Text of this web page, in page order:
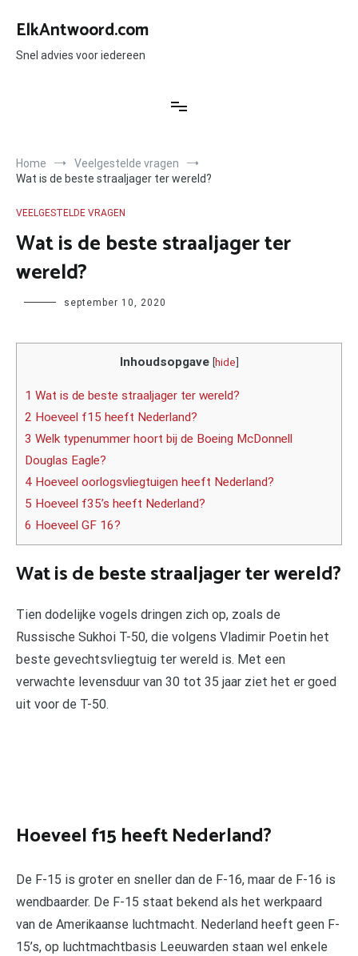
naar
inhoud
ElkAntwoord.com
Snel advies voor iedereen
Home
Veelgestelde vragen
Wat is de beste straaljager ter wereld?
VEELGESTELDE VRAGEN
Wat is de beste straaljager ter
wereld?
Author september 10, 2020
Inhoudsopgave [hide]
1 Wat is de beste straaljager ter wereld?
2 Hoeveel f15 heeft Nederland?
3 Welk typenummer hoort bij de Boeing McDonnell
Douglas Eagle?
4 Hoeveel oorlogsvliegtuigen heeft Nederland?
5 Hoeveel f35’s heeft Nederland?
6 Hoeveel GF 16?
Wat is de beste straaljager ter wereld?
Tien dodelijke vogels dringen zich op, zoals de
Russische Sukhoi T-50, die volgens Vladimir Poetin het
beste gevechtsvliegtuig ter wereld is. Met een
verwachte levensduur van 30 tot 35 jaar ziet het er goed
uit voor de T-50.
Hoeveel f15 heeft Nederland?
De F-15 is groter en sneller dan de F-16, maar de F-16 is
wendbaarder. De F-15 staat bekend als het werkpaard
van de Amerikaanse luchtmacht. Nederland heeft geen F-
15’s, op luchtmachtbasis Leeuwarden staan wel enkele